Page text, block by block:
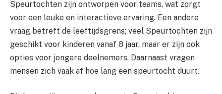
Speurtochten zijn ontworpen voor teams, wat zorgt
voor een leuke en interactieve ervaring. Een andere
vraag betreft de leeftijdsgrens; veel Speurtochten zijn
geschikt voor kinderen vanaf 8 jaar, maar er zijn ook
opties voor jongere deelnemers. Daarnaast vragen
mensen zich vaak af hoe lang een speurtocht duurt.